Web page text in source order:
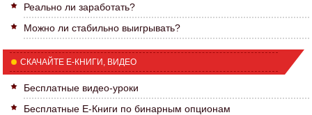
Реально ли заработать?
Можно ли стабильно выигрывать?
СКАЧАЙТЕ Е-КНИГИ, ВИДЕО
Бесплатные видео-уроки
Бесплатные Е-Книги по бинарным опционам